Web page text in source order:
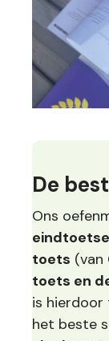
De
Ons
toets (van
toets en
is hierdoor
het beste